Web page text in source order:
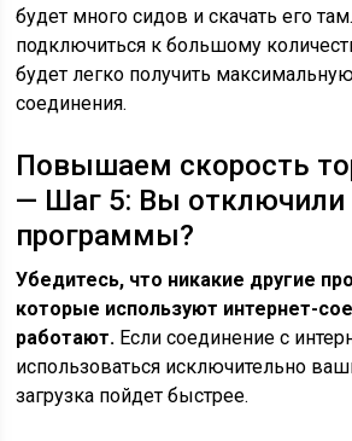
будет много сидов и скачать его
подключиться к большому
будет легко получить
соединения.
Повышаем скорость
— Шаг 5: Вы отключили
программы?
Убедитесь, что никакие другие
которые используют интернет-
работают. Если соединение с
использоваться исключительно
загрузка пойдет быстрее.